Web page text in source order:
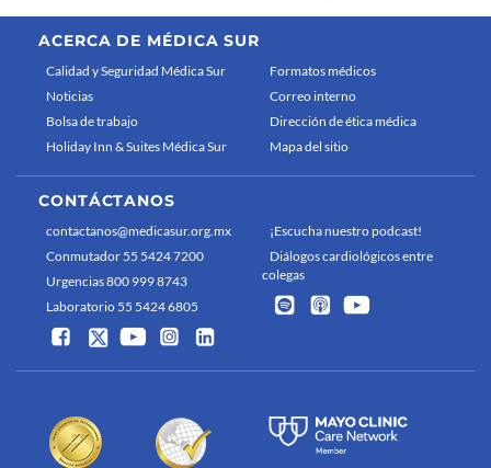
ACERCA DE MÉDICA SUR
Calidad y Seguridad Médica Sur
Noticias
Bolsa de trabajo
Holiday Inn & Suites Médica Sur
Formatos médicos
Correo interno
Dirección de ética médica
Mapa del sitio
CONTÁCTANOS
contactanos@medicasur.org.mx
Conmutador 55 5424 7200
Urgencias 800 999 8743
Laboratorio 55 5424 6805
¡Escucha nuestro podcast!
Diálogos cardiológicos entre
colegas